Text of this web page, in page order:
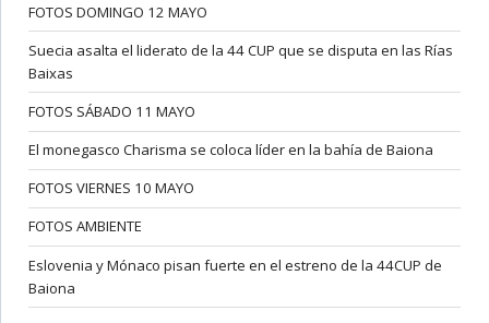
FOTOS DOMINGO 12 MAYO
Suecia asalta el liderato de la 44 CUP que se disputa en las Rías
Baixas
FOTOS SÁBADO 11 MAYO
El monegasco Charisma se coloca líder en la bahía de Baiona
FOTOS VIERNES 10 MAYO
FOTOS AMBIENTE
Eslovenia y Mónaco pisan fuerte en el estreno de la 44CUP de
Baiona